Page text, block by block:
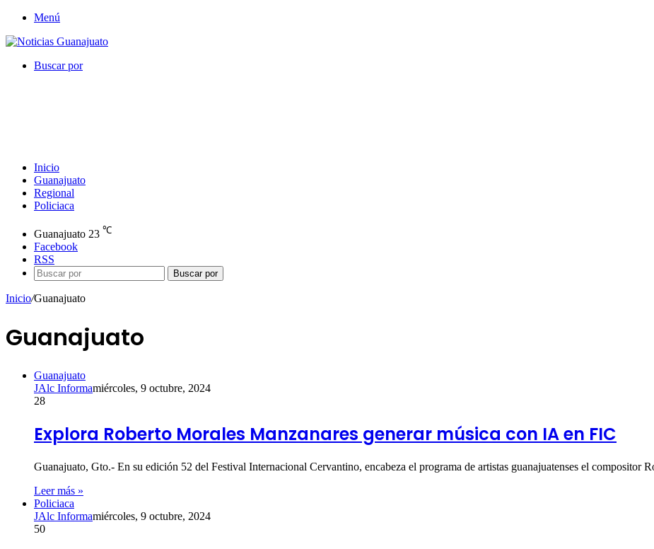
Menú
Buscar por
Inicio
Guanajuato
Regional
Policiaca
Guanajuato 23 ℃
Facebook
RSS
Buscar por
Inicio/Guanajuato
Guanajuato
Guanajuato
JAlc Informamiércoles, 9 octubre, 2024
28
Explora Roberto Morales Manzanares generar música con IA en FIC
Guanajuato, Gto.- En su edición 52 del Festival Internacional Cervantino, encabeza el programa de artistas guanajuatenses el compositor
Leer más »
Policiaca
JAlc Informamiércoles, 9 octubre, 2024
50